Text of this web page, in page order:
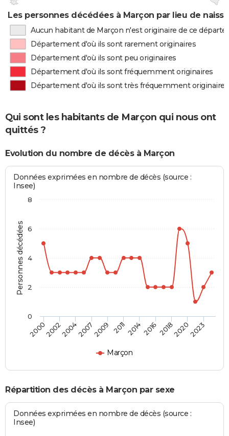
Les personnes décédées à Marçon par lieu de
Aucun habitant de Marçon n'est originaire de ce
Département d'où ils sont rarement originaires
Département d'où ils sont peu originaires
Département d'où ils sont fréquemment originaires
Département d'où ils sont très fréquemment originaires
Qui sont les habitants de Marçon qui nous ont
quittés ?
Evolution du nombre de décès à Marçon
Personnes décédées
Données exprimées en nombre de décès (source :
Insee)
Marçon
20002002200420072009 201120142016201820202023
0
2
4
6
8
Répartition des décès à Marçon par sexe
Données exprimées en nombre de décès (source :
Insee)